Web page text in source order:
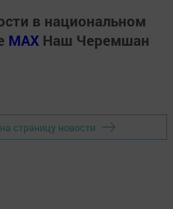
в национальном
MАХ Наш Черемшан
страницу новости